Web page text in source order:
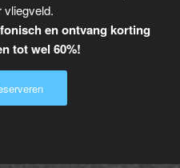
vliegveld.
en ontvang korting
tot wel 60%!